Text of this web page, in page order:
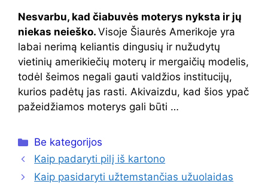
Nesvarbu, kad čiabuvės moterys nyksta ir jų
niekas neieško. Visoje Šiaurės Amerikoje yra
labai nerimą keliantis dingusių ir nužudytų
vietinių amerikiečių moterų ir mergaičių modelis,
todėl šeimos negali gauti valdžios institucijų,
kurios padėtų jas rasti. Akivaizdu, kad šios ypač
pažeidžiamos moterys gali būti …
Kategorijos
Be kategorijos
Kaip padaryti pilį iš kartono
Kaip pasidaryti užtemstančias užuolaidas